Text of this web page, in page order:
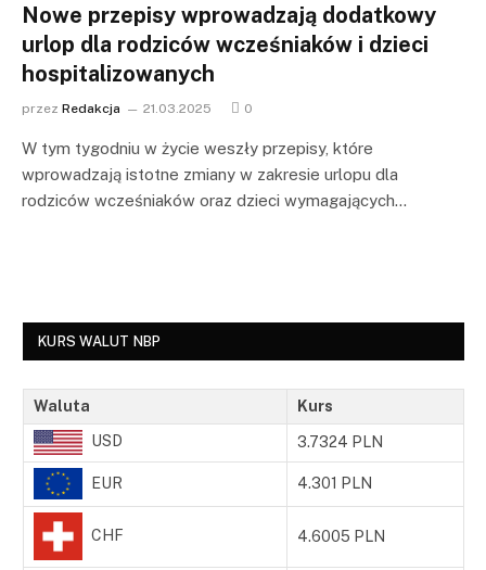
Nowe przepisy wprowadzają dodatkowy
urlop dla rodziców wcześniaków i dzieci
hospitalizowanych
przez Redakcja 21.03.2025 0
W tym tygodniu w życie weszły przepisy, które
wprowadzają istotne zmiany w zakresie urlopu dla
rodziców wcześniaków oraz dzieci wymagających…
KURS WALUT NBP
Waluta Kurs
USD 3.7324 PLN
EUR 4.301 PLN
CHF 4.6005 PLN